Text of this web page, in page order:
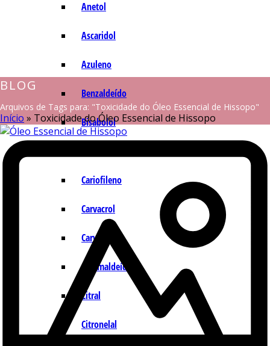
Anetol
Ascaridol
Azuleno
Benzaldeído
Bisabolol
Cariofileno
Carvacrol
Carvona
Cinamaldeído
Citral
Citronelal
BLOG
Arquivos de Tags para: "Toxicidade do Óleo Essencial de Hissopo"
Início » Toxicidade do Óleo Essencial de Hissopo